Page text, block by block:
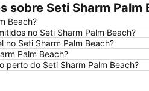
sobre Seti Sharm Palm
Beach?
no Seti Sharm Palm Beach?
no Seti Sharm Palm Beach?
Palm Beach?
perto do Seti Sharm Palm Beach?